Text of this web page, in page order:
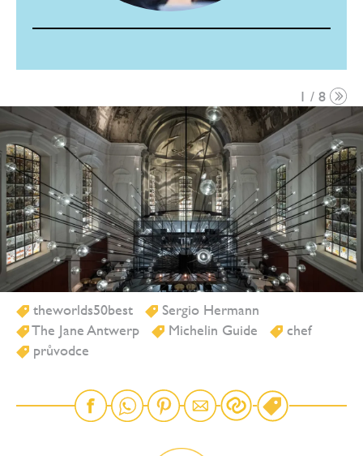
1 / 8
theworlds50best
Sergio Hermann
The Jane Antwerp
Michelin Guide
chef
průvodce